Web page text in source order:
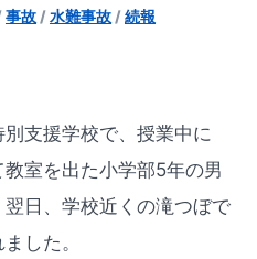
事故 /水難事故 /続報
支援学校で、授業中に
教室を出た小学部5年の男
日、学校近くの滝つぼで
した。